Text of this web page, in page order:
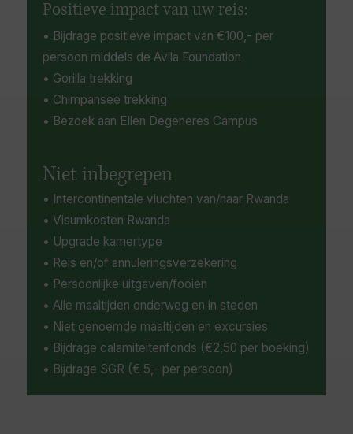
Positieve impact van uw reis:
• Bijdrage positieve impact van €100,- per
persoon middels de Avila Foundation
• Gorilla trekking
• Chimpansee trekking
• Bezoek aan Ellen Degeneres Campus
Niet inbegrepen
• Intercontinentale vluchten van/naar Rwanda
• Visumkosten Rwanda
• Upgrade kamertype
• Reis en/of annuleringsverzekering
• Persoonlijke uitgaven/fooien
• Alle maaltijden onderweg en in steden
• Niet genoemde maaltijden en excursies
• Bijdrage calamiteitenfonds (€2,50 per boeking)
• Bijdrage SGR (€ 5,- per persoon)